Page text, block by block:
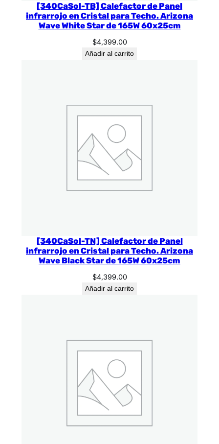
[340CaSol-TB] Calefactor de Panel
infrarrojo en Cristal para Techo. Arizona
Wave White Star de 165W 60x25cm
$4,399.00
Añadir al carrito
[340CaSol-TN] Calefactor de Panel
infrarrojo en Cristal para Techo. Arizona
Wave Black Star de 165W 60x25cm
$4,399.00
Añadir al carrito